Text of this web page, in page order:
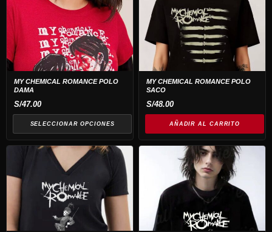
página
de
producto
MY CHEMICAL ROMANCE POLO
DAMA
S/47.00
SELECCIONAR OPCIONES
producto
tiene
múltiples
variantes.
Las
opciones
se
pueden
elegir
en
página
de
producto
MY CHEMICAL ROMANCE POLO
SACO
S/48.00
AÑADIR AL CARRITO
producto
tiene
múltiples
variantes.
Las
producto
múltiples
variantes.
Las